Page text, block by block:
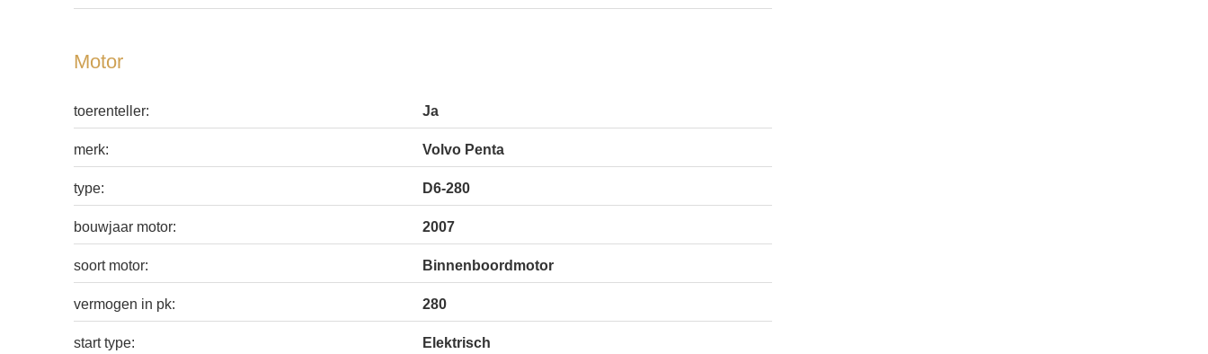
Motor
toerenteller: Ja
merk: Volvo Penta
type: D6-280
bouwjaar motor: 2007
soort motor: Binnenboordmotor
vermogen in pk: 280
start type: Elektrisch